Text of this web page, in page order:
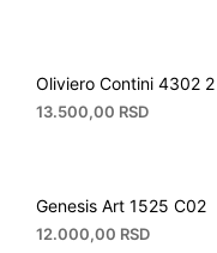
Oliviero Contini 4302 2
13.500,00 RSD
Genesis Art 1525 C02
12.000,00 RSD